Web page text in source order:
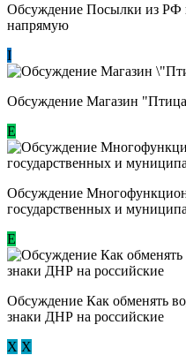
Обсуждение Посылки из РФ
напрямую
I
Обсуждение Магазин
Е
Обсуждение
государственных и
E
Обсуждение ​Как обменять
знаки ДНР на российские
Х Х